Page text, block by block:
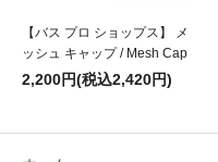
【バス プロ ショップス】 メ
ッシュ キャップ / Mesh Cap
2,200円(税込2,420円)